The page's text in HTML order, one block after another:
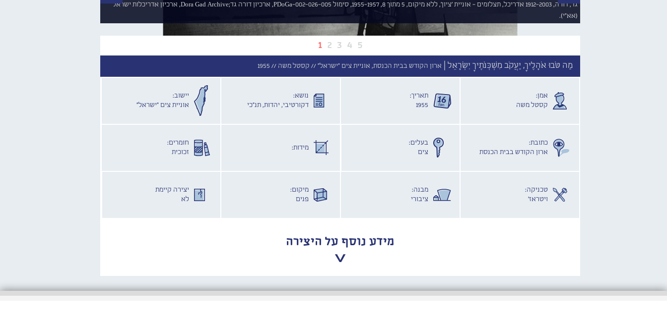
1 2 3 4 5
גד, דורה, 1912-2003 אדריכל, תצלומים - אוניית 'ציון', ללא מיקום, 5 מתוך 8, 1955-1957, סימול PDoGa-002-026-005, ארכיון דורה גד;Dora Gad Archive, ארכיון אדריכלות ישראל
(אא"י).
מַה טֹּבוּ אֹהָלֶיךָ, יַעֲקֹב מִשְׁכְּנֹתֶיךָ יִשְׂרָאֵל | ארון הקודש בבית הכנסת, אוניית צים "ישראל" // קסטל משה // 1955
אמן:
קסטל משה
תאריך:
1955
נושא:
דקורטיבי, יהדות, תנ"כי
יישוב:
אוניית צים "ישראל"
כתובת:
ארון הקודש בבית הכנסת
בעלים:
צים
מידות:
חומרים:
זכוכית
טכניקה:
ויטראז'
מבנה:
ציבורי
מיקום:
פנים
יצירה קיימת
לא
מידע נוסף על היצירה